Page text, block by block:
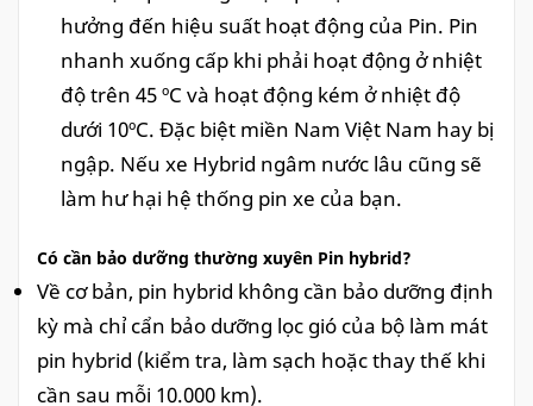
hưởng đến hiệu suất hoạt động của Pin. Pin
nhanh xuống cấp khi phải hoạt động ở nhiệt
độ trên 45 ºC và hoạt động kém ở nhiệt độ
dưới 10ºC. Đặc biệt miền Nam Việt Nam hay bị
ngập. Nếu xe Hybrid ngâm nước lâu cũng sẽ
làm hư hại hệ thống pin xe của bạn.
Có cần bảo dưỡng thường xuyên Pin hybrid?
Về cơ bản, pin hybrid không cần bảo dưỡng định
kỳ mà chỉ cẩn bảo dưỡng lọc gió của bộ làm mát
pin hybrid (kiểm tra, làm sạch hoặc thay thế khi
cần sau mỗi 10.000 km).